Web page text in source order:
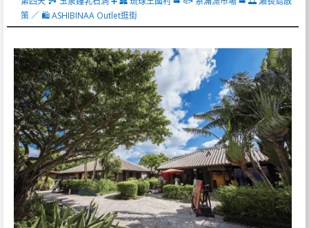
策 ／ 🛍️ ASHIBINAA Outlet逛街